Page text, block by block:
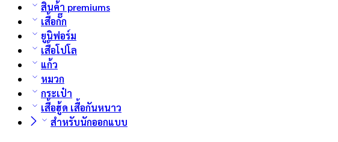
สินค้า premiums
เสื้อกั๊ก
ยูนิฟอร์ม
เสื้อโปโล
แก้ว
หมวก
กระเป๋า
เสื้อฮู้ด เสื้อกันหนาว
สำหรับนักออกแบบ